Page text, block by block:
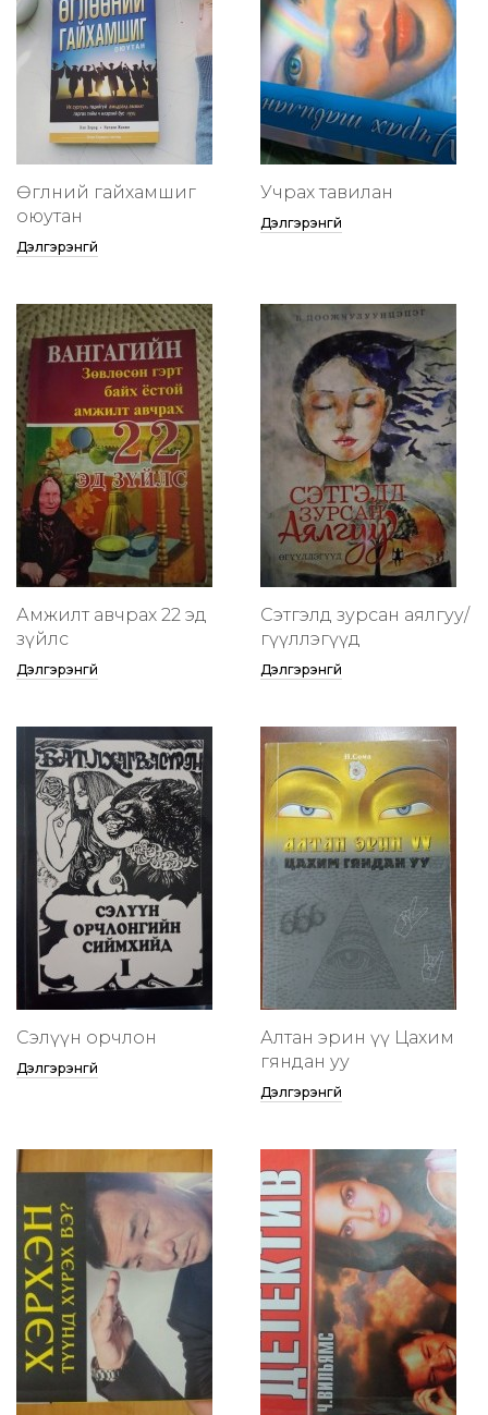
Өглөөний гайхамшиг
оюутан
Дэлгэрэнгүй
Учрах тавилан
Дэлгэрэнгүй
Амжилт авчрах 22 эд
зүйлс
Дэлгэрэнгүй
Сэтгэлд зурсан аялгуу/
өгүүллэгүүд
Дэлгэрэнгүй
Сэлүүн орчлон
Дэлгэрэнгүй
Алтан эрин үү Цахим
гяндан уу
Дэлгэрэнгүй